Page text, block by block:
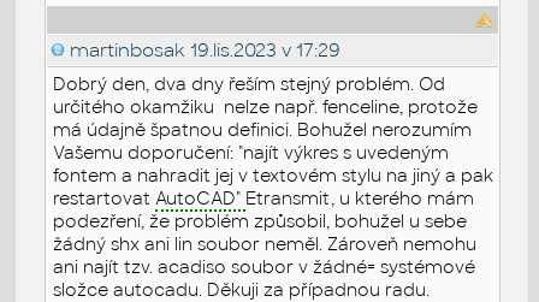
martinbosak 19.lis.2023 v 17:29
Dobrý den, dva dny řeším stejný problém. Od
určitého okamžiku nelze např. fenceline, protože
má údajně špatnou definici. Bohužel nerozumím
Vašemu doporučení: "najít výkres s uvedeným
fontem a nahradit jej v textovém stylu na jiný a pak
restartovatAutoCAD" Etransmit, u kterého mám
podezření, že problém způsobil, bohužel u sebe
žádný shx ani lin soubor neměl. Zároveň nemohu
ani najít tzv. acadiso soubor v žádné= systémové
složce autocadu. Děkuji za případnou radu.